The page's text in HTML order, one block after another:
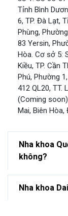
Tỉnh Bình
6, TP. Đà Lạt,
Phùng,
83 Yersin,
Hòa. Cơ sở 5:
Kiều, TP. Cần
Phú, Phường
412 QL20, TT.
(Coming
Mai, Biên Hòa,
Nha khoa
không?
Nha khoa